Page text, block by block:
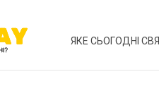
ЯКЕ СЬОГОДНІ